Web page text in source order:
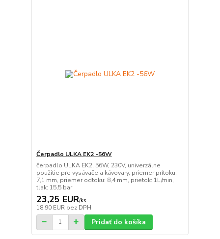
Čerpadlo ULKA EK2 -56W
čerpadlo ULKA EK2, 56W, 230V, univerzálne
použitie pre vysávače a kávovary, priemer prítoku:
7,1 mm, priemer odtoku: 8,4 mm, prietok: 1L/min,
tlak: 15,5 bar
23,25 EUR/ks
18,90 EUR bez DPH
Pridať do košíka